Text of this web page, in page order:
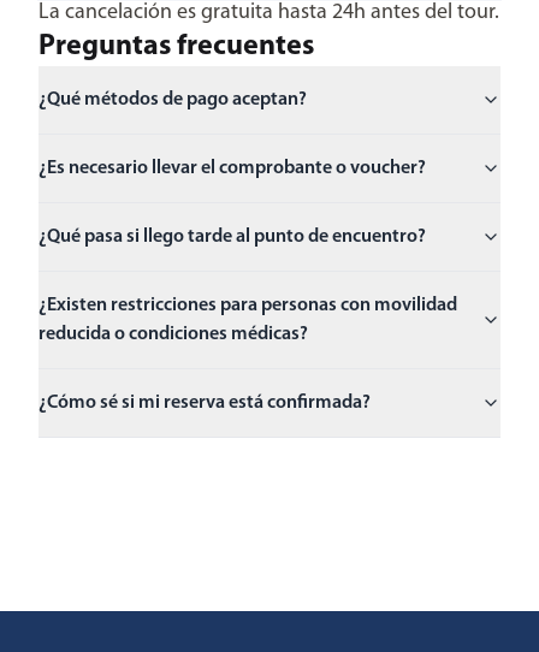
La cancelación es gratuita hasta 24h antes del tour.
Preguntas frecuentes
¿Qué métodos de pago aceptan?
¿Es necesario llevar el comprobante o voucher?
¿Qué pasa si llego tarde al punto de encuentro?
¿Existen restricciones para personas con movilidad
reducida o condiciones médicas?
¿Cómo sé si mi reserva está confirmada?